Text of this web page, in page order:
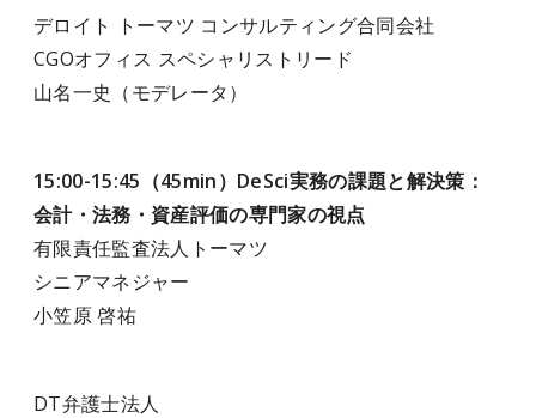
デロイト トーマツ コンサルティング合同会社
CGOオフィス スペシャリストリード
山名一史（モデレータ）
15:00-15:45（45min）DeSci実務の課題と解決策：
会計・法務・資産評価の専門家の視点
有限責任監査法人トーマツ
シニアマネジャー
小笠原 啓祐
DT弁護士法人